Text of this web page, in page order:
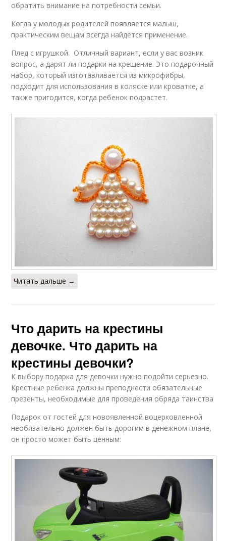
обратить внимание на потребности семьи.
Когда у молодых родителей появляется малыш,
практическим вещам всегда найдется применение.
Плед с игрушкой. Отличный вариант, если у вас возник
вопрос, а дарят ли подарки на крещение. Это подарочный
набор, который изготавливается из микрофибры,
подходит для использования в коляске или кроватке, а
также пригодится, когда ребенок подрастет.
Читать дальше →
Что дарить на крестины
девочке. Что дарить на
крестины девочки?
К выбору подарка для девочки нужно подойти серьезно.
Крестные ребенка должны преподнести обязательные
презенты, необходимые для проведения обряда таинства
Подарок от гостей для новоявленной воцерковленной
необязательно должен быть дорогим в денежном плане,
он просто может быть ценным: